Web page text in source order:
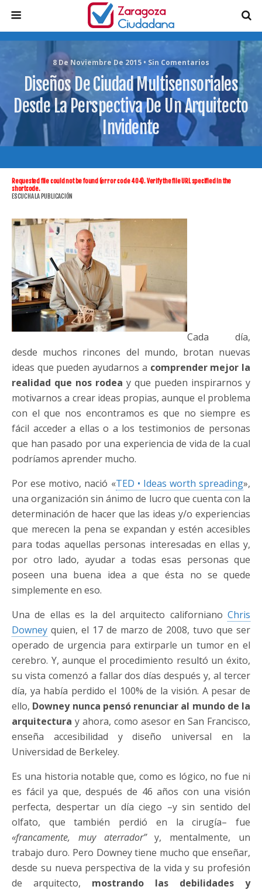
8 De Noviembre De 2015 • Sin Comentarios
Diseños De Ciudad Multisensoriales
Desde La Perspectiva De Un Arquitecto
Invidente
Requested file could not be found (error code 404). Verify the file URL specified in the
shortcode.
ESCUCHA LA PUBLICACIÓN
Cada día,
desde muchos rincones del mundo, brotan nuevas
ideas que pueden ayudarnos a comprender mejor la
realidad que nos rodea y que pueden inspirarnos y
motivarnos a crear ideas propias, aunque el problema
con el que nos encontramos es que no siempre es
fácil acceder a ellas o a los testimonios de personas
que han pasado por una experiencia de vida de la cual
podríamos aprender mucho.
Por ese motivo, nació «TED • Ideas worth spreading»,
una organización sin ánimo de lucro que cuenta con la
determinación de hacer que las ideas y/o experiencias
que merecen la pena se expandan y estén accesibles
para todas aquellas personas interesadas en ellas y,
por otro lado, ayudar a todas esas personas que
poseen una buena idea a que ésta no se quede
simplemente en eso.
Una de ellas es la del arquitecto californiano Chris
Downey quien, el 17 de marzo de 2008, tuvo que ser
operado de urgencia para extirparle un tumor en el
cerebro. Y, aunque el procedimiento resultó un éxito,
su vista comenzó a fallar dos días después y, al tercer
día, ya había perdido el 100% de la visión. A pesar de
ello, Downey nunca pensó renunciar al mundo de la
arquitectura y ahora, como asesor en San Francisco,
enseña accesibilidad y diseño universal en la
Universidad de Berkeley.
Es una historia notable que, como es lógico, no fue ni
es fácil ya que, después de 46 años con una visión
perfecta, despertar un día ciego –y sin sentido del
olfato, que también perdió en la cirugía– fue
«francamente, muy aterrador”y, mentalmente, un
trabajo duro. Pero Downey tiene mucho que enseñar,
desde su nueva perspectiva de la vida y su profesión
de arquitecto, mostrando las debilidades y